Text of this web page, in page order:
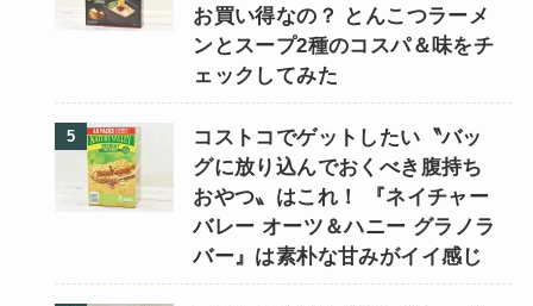
お買い得なの？ とんこつラーメ
ンとスープ2種のコスパ＆味をチ
ェックしてみた
コストコでゲットしたい〝バッ
グに放り込んでおくべき腹持ち
おやつ〟はこれ！ 『ネイチャー
バレー オーツ＆ハニー グラノラ
バー』は素朴な甘みがイイ感じ